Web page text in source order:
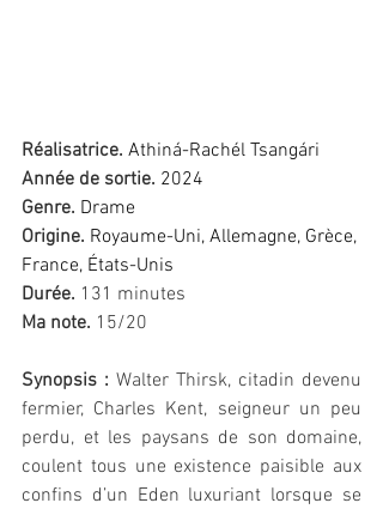
Réalisatrice. Athiná-Rachél Tsangári
Année de sortie. 2024
Genre. Drame
Origine. Royaume-Uni, Allemagne, Grèce,
France, États-Unis
Durée. 131 minutes
Ma note. 15/20
Synopsis : Walter Thirsk, citadin devenu
fermier, Charles Kent, seigneur un peu
perdu, et les paysans de son domaine,
coulent tous une existence paisible aux
confins d’un Eden luxuriant lorsque se